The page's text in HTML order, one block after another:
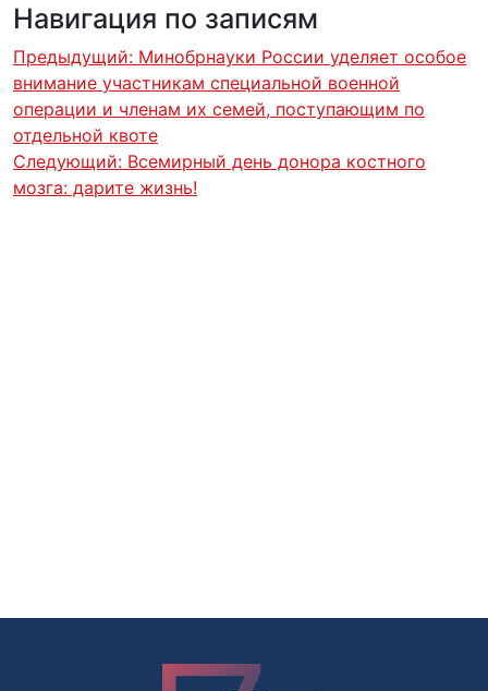
Навигация по записям
Предыдущий: Минобрнауки России уделяет особое
внимание участникам специальной военной
операции и членам их семей, поступающим по
отдельной квоте
Следующий: Всемирный день донора костного
мозга: дарите жизнь!